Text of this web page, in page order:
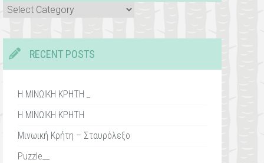
Categories
RECENT POSTS
Η ΜΙΝΩΙΚΗ ΚΡΗΤΗ _
Η ΜΙΝΩΙΚΗ ΚΡΗΤΗ
Μινωική Κρήτη – Σταυρόλεξο
Puzzle__